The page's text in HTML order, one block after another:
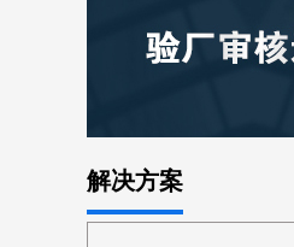
解决方案